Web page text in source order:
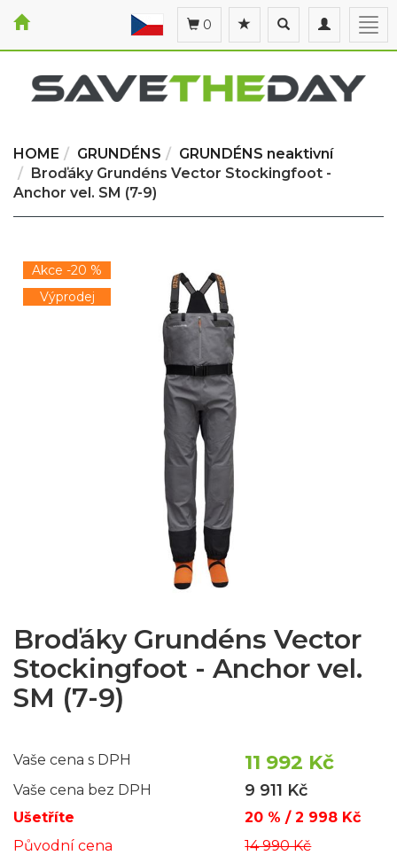
Toggle
navigation
Toggle
search
0
HOME GRUNDÉNS
GRUNDÉNS neaktivní
Broďáky Grundéns Vector Stockingfoot -
Anchor vel. SM (7-9)
Akce -20 %
Výprodej
Broďáky Grundéns Vector
Stockingfoot - Anchor vel.
SM (7-9)
Vaše cena s DPH 11 992 Kč
Vaše cena bez DPH 9 911 Kč
Ušetříte
20 % / 2 998 Kč
Původní cena
14 990 Kč